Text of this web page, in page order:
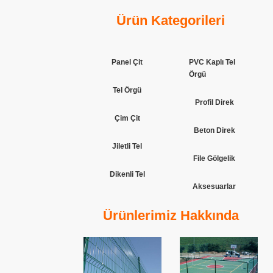
Ürün Kategorileri
Panel Çit
Tel Örgü
Çim Çit
Jiletli Tel
Dikenli Tel
PVC Kaplı Tel
Örgü
Profil Direk
Beton Direk
File Gölgelik
Aksesuarlar
Ürünlerimiz Hakkında